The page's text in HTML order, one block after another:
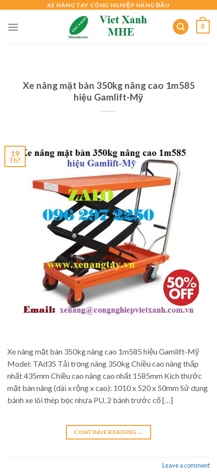
content
XE NÂNG TAY CÔNG NGHIỆP HÀNG ĐẦU
0
Xe nâng mặt bàn 350kg nâng cao 1m585
hiệu Gamlift-Mỹ
19
Th7
Xe nâng mặt bàn 350kg nâng cao 1m585 hiệu Gamlift-Mỹ
Model: TAd35 Tải trọng nâng 350kg Chiều cao nâng thấp
nhất 435mm Chiều cao nâng cao nhất 1585mm Kích thước
mặt bàn nâng (dài x rộng x cao): 1010 x 520 x 50mm Sử dụng
bánh xe lõi thép bọc nhựa PU, 2 bánh trước cố […]
CONTINUE READING →
Leave a comment